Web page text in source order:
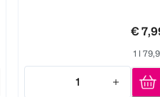
€
1 l
1
Quantity: 1